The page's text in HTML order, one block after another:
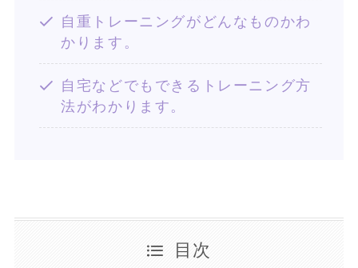
自重トレーニングがどんなものかわ
かります。
自宅などでもできるトレーニング方
法がわかります。
目次